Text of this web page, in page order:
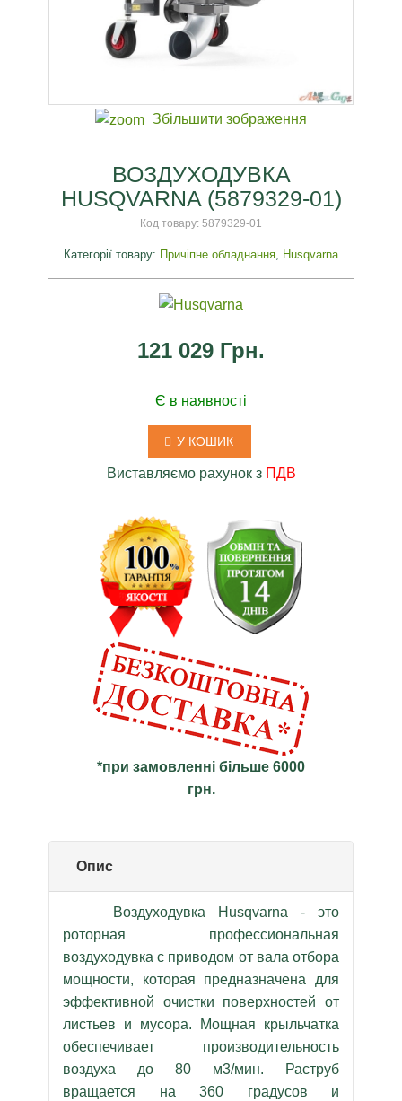
Збільшити зображення
ВОЗДУХОДУВКА
HUSQVARNA (5879329-01)
Код товару: 5879329-01
Категорії товару: Причіпне обладнання Husqvarna
121 029 Грн.
Є в наявності
У КОШИК
Виставляємо рахунок з ПДВ
*при замовленні більше 6000
грн.
Опис
Воздуходувка Husqvarna - это
роторная профессиональная
воздуходувка с приводом от вала отбора
мощности, которая предназначена для
эффективной очистки поверхностей от
листьев и мусора. Мощная крыльчатка
обеспечивает производительность
воздуха до 80 м3/мин. Раструб
вращается на 360 градусов и